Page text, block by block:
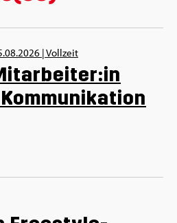
|Vollzeit